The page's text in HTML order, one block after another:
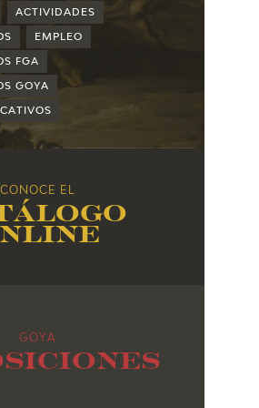
ACTIVIDADES
EMPLEO
FGA
GOYA
CONOCE EL
GOYA